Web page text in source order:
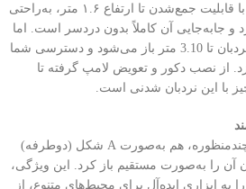
با قابلیت جمع‌شدن تا ارتفاع ۱.۶ متر، به‌راحتی
جابه‌جایی آن کاملاً بدون دردسر است. اما
وقتی به ارتفاع نیاز دارید، این نردبان تا 3.10 متر باز می‌شود و دسترسی شما
از نصب دکور و تعویض لامپ گرفته تا
با این نردبان شدنی است.
این نردبان مفصلی با طراحی چندمنظوره، هم به‌صورت A شکل (دوطرفه)
آن را به‌صورت مستقیم باز کرد. این ویژگی،
را به ابزاری ایده‌آل برای محیط‌های متنوع، از